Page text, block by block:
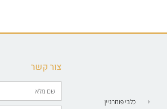
כלבי פומרניין
צור קשר